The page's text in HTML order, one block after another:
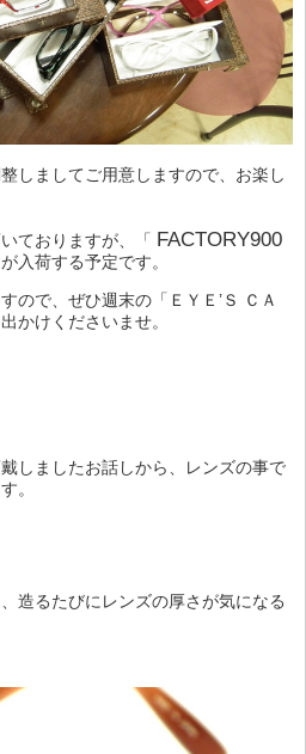
しましてご用意しますので、お楽し
ておりますが、「 FACTORY900
入荷する予定です。
ので、ぜひ週末の「ＥＹＥ’Ｓ ＣＡ
かけくださいませ。
しましたお話しから、レンズの事で
。
造るたびにレンズの厚さが気になる